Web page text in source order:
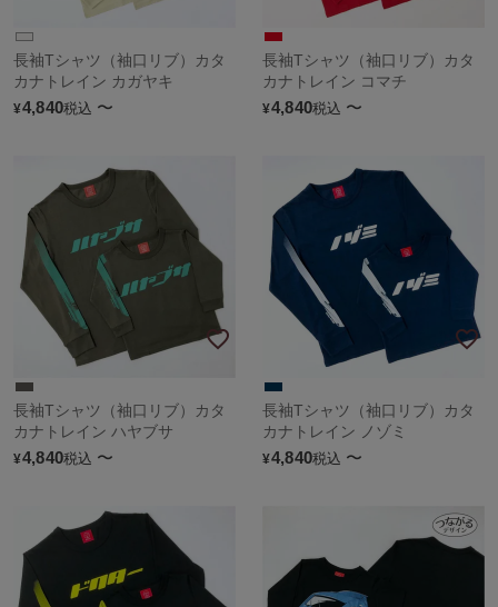
長袖Tシャツ（袖口リブ）カタ
カナトレイン カガヤキ
¥4,840税込 〜
長袖Tシャツ（袖口リブ）カタ
カナトレイン コマチ
¥4,840税込 〜
長袖Tシャツ（袖口リブ）カタ
カナトレイン ハヤブサ
¥4,840税込 〜
長袖Tシャツ（袖口リブ）カタ
カナトレイン ノゾミ
¥4,840税込 〜